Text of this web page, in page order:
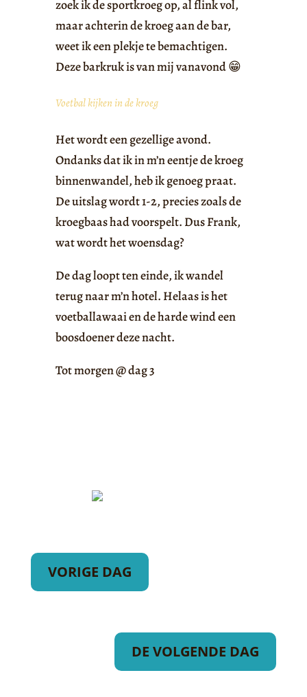
zoek ik de sportkroeg op, al flink vol,
maar achterin de kroeg aan de bar,
weet ik een plekje te bemachtigen.
Deze barkruk is van mij vanavond 😁
Voetbal kijken in de kroeg
Het wordt een gezellige avond.
Ondanks dat ik in m’n eentje de kroeg
binnenwandel, heb ik genoeg praat.
De uitslag wordt 1-2, precies zoals de
kroegbaas had voorspelt. Dus Frank,
wat wordt het woensdag?
De dag loopt ten einde, ik wandel
terug naar m’n hotel. Helaas is het
voetballawaai en de harde wind een
boosdoener deze nacht.
Tot morgen @ dag 3
VORIGE DAG
DE VOLGENDE DAG